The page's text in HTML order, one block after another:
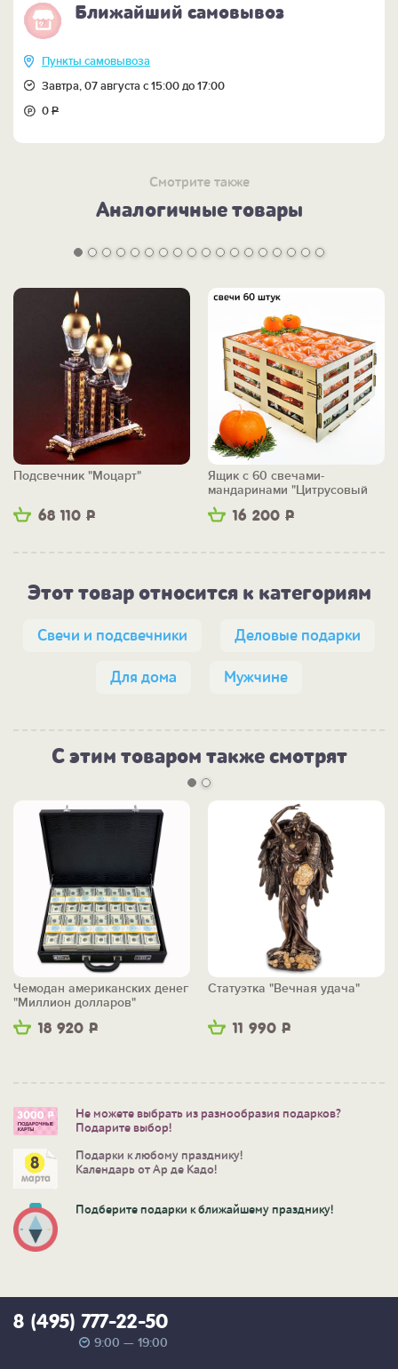
Ближайший самовывоз
Пункты самовывоза
Завтра, 07 августа с 15:00 до 17:00
0Р
Смотрите также
Аналогичные товары
68 110 Р
Подсвечник "Моцарт"
16 200 Р
Ящик с 60 свечами-
мандаринами "Цитрусовый
бум"
Этот товар относится к категориям
Свечи и подсвечники Деловые подарки
Для дома Мужчине
С этим товаром также смотрят
18 920 Р
Чемодан американских денег
"Миллион долларов"
11 990 Р
Статуэтка "Вечная удача"
Не можете выбрать из разнообразия подарков?
Подарите выбор!
Подарки к любому празднику!
Календарь от Ар де Кадо!
Подберите подарки к ближайшему празднику!
8 (495) 777-22-50
9:00 — 19:00